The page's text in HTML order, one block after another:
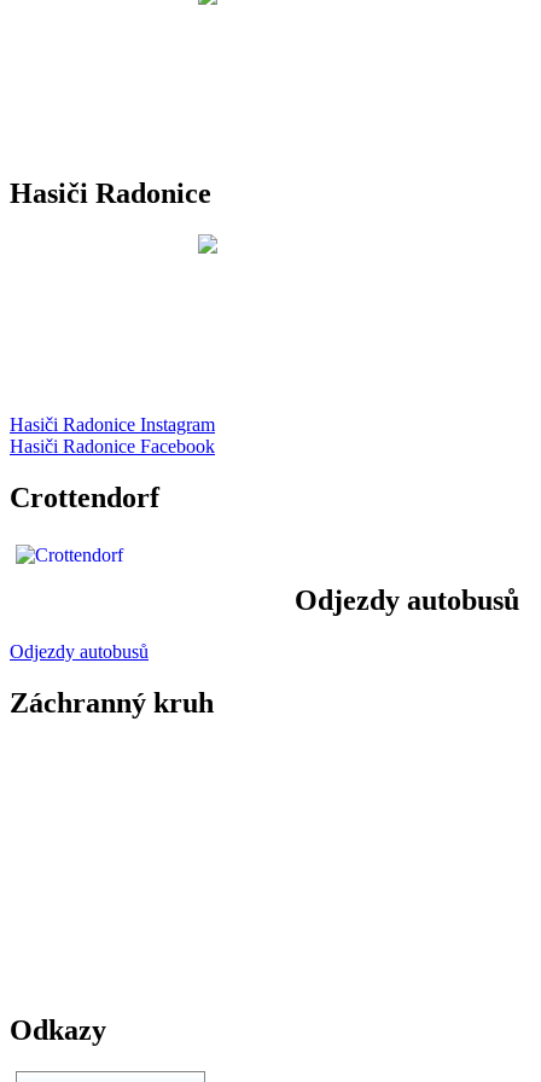
Hasiči Radonice
Hasiči Radonice Instagram
Hasiči Radonice Facebook
Crottendorf
Odjezdy autobusů
Odjezdy autobusů
Záchranný kruh
Odkazy